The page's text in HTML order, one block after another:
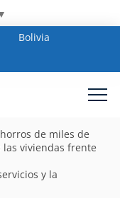
Bolivia
de miles de
viviendas frente
y la